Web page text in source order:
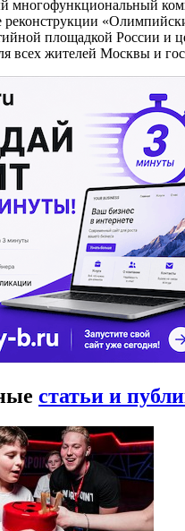
многофункциональный
реконструкции
площадкой России и
всех жителей Москвы и
статьи и